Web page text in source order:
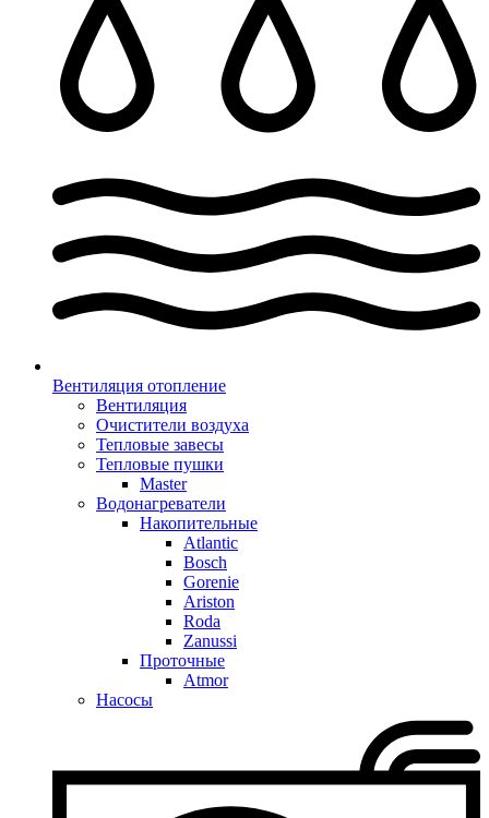
Вентиляция отопление
Вентиляция
Очистители воздуха
Тепловые завесы
Тепловые пушки
Master
Водонагреватели
Накопительные
Atlantic
Bosch
Gorenie
Ariston
Roda
Zanussi
Проточные
Atmor
Насосы